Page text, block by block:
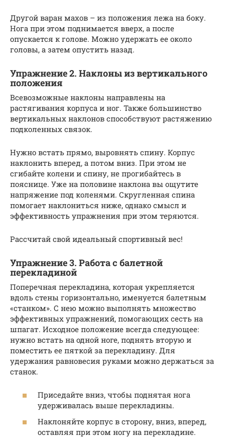
Другой варан махов – из положения лежа на боку.
Нога при этом поднимается вверх, а после
опускается к голове. Можно удержать ее около
головы, а затем опустить назад.
Упражнение 2. Наклоны из вертикального
положения
Всевозможные наклоны направлены на
растягивания корпуса и ног. Также большинство
вертикальных наклонов способствуют растяжению
подколенных связок.
Нужно встать прямо, выровнять спину. Корпус
наклонить вперед, а потом вниз. При этом не
сгибайте колени и спину, не прогибайтесь в
пояснице. Уже на половине наклона вы ощутите
напряжение под коленями. Скругленная спина
помогает наклониться ниже, однако смысл и
эффективность упражнения при этом теряются.
Рассчитай свой идеальный спортивный вес!
Упражнение 3. Работа с балетной
перекладиной
Поперечная перекладина, которая укрепляется
вдоль стены горизонтально, именуется балетным
«станком». С нею можно выполнять множество
эффективных упражнений, помогающих сесть на
шпагат. Исходное положение всегда следующее:
нужно встать на одной ноге, поднять вторую и
поместить ее пяткой за перекладину. Для
удержания равновесия руками можно держаться за
станок.
Приседайте вниз, чтобы поднятая нога
удерживалась выше перекладины.
Наклоняйте корпус в сторону, вниз, вперед,
оставляя при этом ногу на перекладине.